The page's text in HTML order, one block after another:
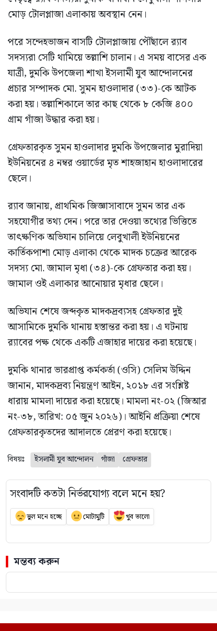
মোড় টোলপ্লাজা এলাকায় অবস্থান নেন।
পরে সন্দেহভাজন বাসটি টোলপ্লাজায় পৌঁছালে র‍্যাব
সদস্যরা সেটি থামিয়ে তল্লাশি চালান। এ সময় বাসের এক
যাত্রী, দুমকি উপজেলা শাখা ইসলামী যুব আন্দোলনের
প্রচার সম্পাদক মো. সুমন হাওলাদার (৩৩)-কে আটক
করা হয়। তল্লাশিকালে তার কাছ থেকে ৮ কেজি ৪০০
গ্রাম গাঁজা উদ্ধার করা হয়।
গ্রেফতারকৃত সুমন হাওলাদার দুমকি উপজেলার মুরাদিয়া
ইউনিয়নের ৪ নম্বর ওয়ার্ডের মৃত শাহজাহান হাওলাদারের
ছেলে।
র‍্যাব জানায়, প্রাথমিক জিজ্ঞাসাবাদে সুমন তার এক
সহযোগীর তথ্য দেন। পরে তার দেওয়া তথ্যের ভিত্তিতে
তাৎক্ষণিক অভিযান চালিয়ে লেবুখালী ইউনিয়নের
কার্তিকপাশা মোড় এলাকা থেকে মাদক চক্রের আরেক
সদস্য মো. জামাল মৃধা (৩৪)-কে গ্রেফতার করা হয়।
জামাল ওই এলাকার আনোয়ার মৃধার ছেলে।
অভিযান শেষে জব্দকৃত মাদকদ্রব্যসহ গ্রেফতার দুই
আসামিকে দুমকি থানায় হস্তান্তর করা হয়। এ ঘটনায়
র‍্যাবের পক্ষ থেকে একটি এজাহার দায়ের করা হয়েছে।
দুমকি থানার ভারপ্রাপ্ত কর্মকর্তা (ওসি) সেলিম উদ্দিন
জানান, মাদকদ্রব্য নিয়ন্ত্রণ আইন, ২০১৮ এর সংশ্লিষ্ট
ধারায় মামলা দায়ের করা হয়েছে। মামলা নং-০২ (জিআর
নং-৩৮, তারিখ: ০৫ জুন ২০২৬)। আইনি প্রক্রিয়া শেষে
গ্রেফতারকৃতদের আদালতে প্রেরণ করা হয়েছে।
বিষয়ঃ ইসলামী যুব আন্দোলন গাঁজা গ্রেফতার
সংবাদটি কতটা নির্ভরযোগ্য বলে মনে হয়?
ভুল মনে হচ্ছে মোটামুটি খুব ভালো
মন্তব্য করুন